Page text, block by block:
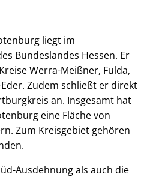
© Stefan Bochenek
liegt im
Bundeslandes Hessen. Er
Werra-Meißner, Fulda,
Zudem schließt er direkt
an. Insgesamt hat
eine Fläche von
Zum Kreisgebiet gehören
Ausdehnung als auch die